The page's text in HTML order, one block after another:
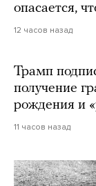
опасается,
12 часов назад
Трамп
получение
рождения и
11 часов назад